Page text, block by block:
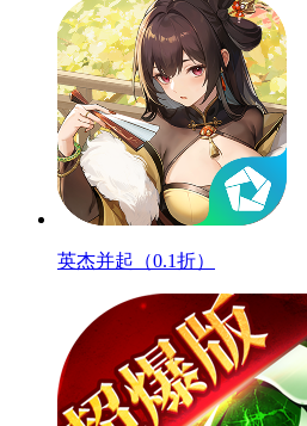
英杰并起（0.1折）